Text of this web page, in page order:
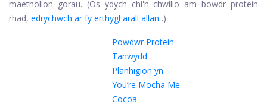
maetholion gorau. (Os ydych chi'n chwilio am bowdr protein
rhad, edrychwch ar fy erthygl arall allan .)
Powdwr Protein
Tanwydd
Planhigion yn
You’re Mocha Me
Cocoa